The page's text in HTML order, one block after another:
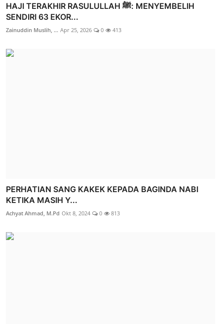
HAJI TERAKHIR RASULULLAH ﷺ: MENYEMBELIH
SENDIRI 63 EKOR...
Zainuddin Muslih, ... Apr 25, 2026 0 413
PERHATIAN SANG KAKEK KEPADA BAGINDA NABI
KETIKA MASIH Y...
Achyat Ahmad, M.Pd Okt 8, 2024 0 813